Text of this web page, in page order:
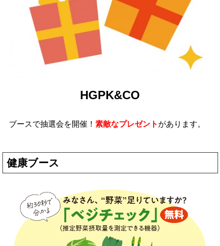
HGPK&CO
ブースで抽選会を開催！ 素敵なプレゼント があります。
健康ブース